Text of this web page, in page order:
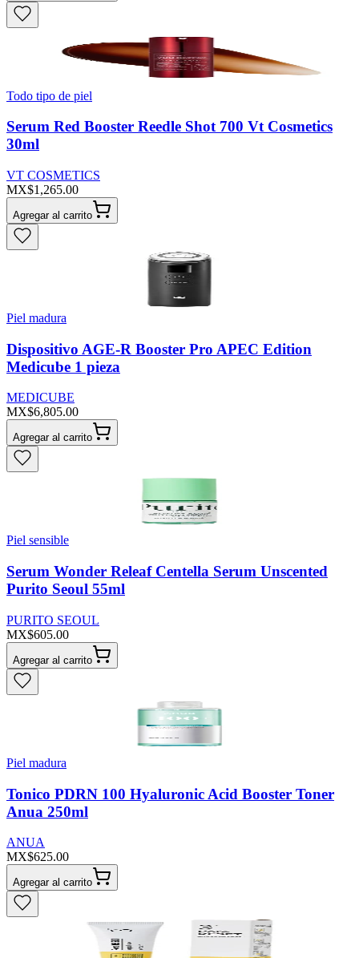
Todo tipo de piel
Serum Red Booster Reedle Shot 700 Vt Cosmetics
30ml
VT COSMETICS
MX$1,265.00
Agregar al carrito
Piel madura
Dispositivo AGE-R Booster Pro APEC Edition
Medicube 1 pieza
MEDICUBE
MX$6,805.00
Agregar al carrito
Piel sensible
Serum Wonder Releaf Centella Serum Unscented
Purito Seoul 55ml
PURITO SEOUL
MX$605.00
Agregar al carrito
Piel madura
Tonico PDRN 100 Hyaluronic Acid Booster Toner
Anua 250ml
ANUA
MX$625.00
Agregar al carrito